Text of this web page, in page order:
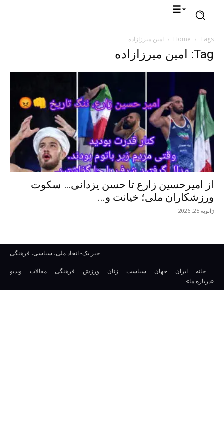
Home Tags امین میرزازاده
Tag: امین میرزازاده
از امیرحسین زارع تا حسن یزدانی… سکوت
ورزشکاران ملی؛ خیانت و...
ژانویه 25, 2026
خبر یک- اتحاد ملی، سیاسی، فرهنگی
خانه ایران جهان سیاست زنان ورزش فرهنگی مقالات
ویدیو
«درباره ما»